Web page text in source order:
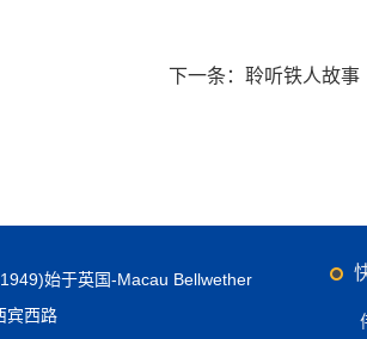
下一条： 聆听铁人故事
始于英国-Macau Bellwether
宾西路